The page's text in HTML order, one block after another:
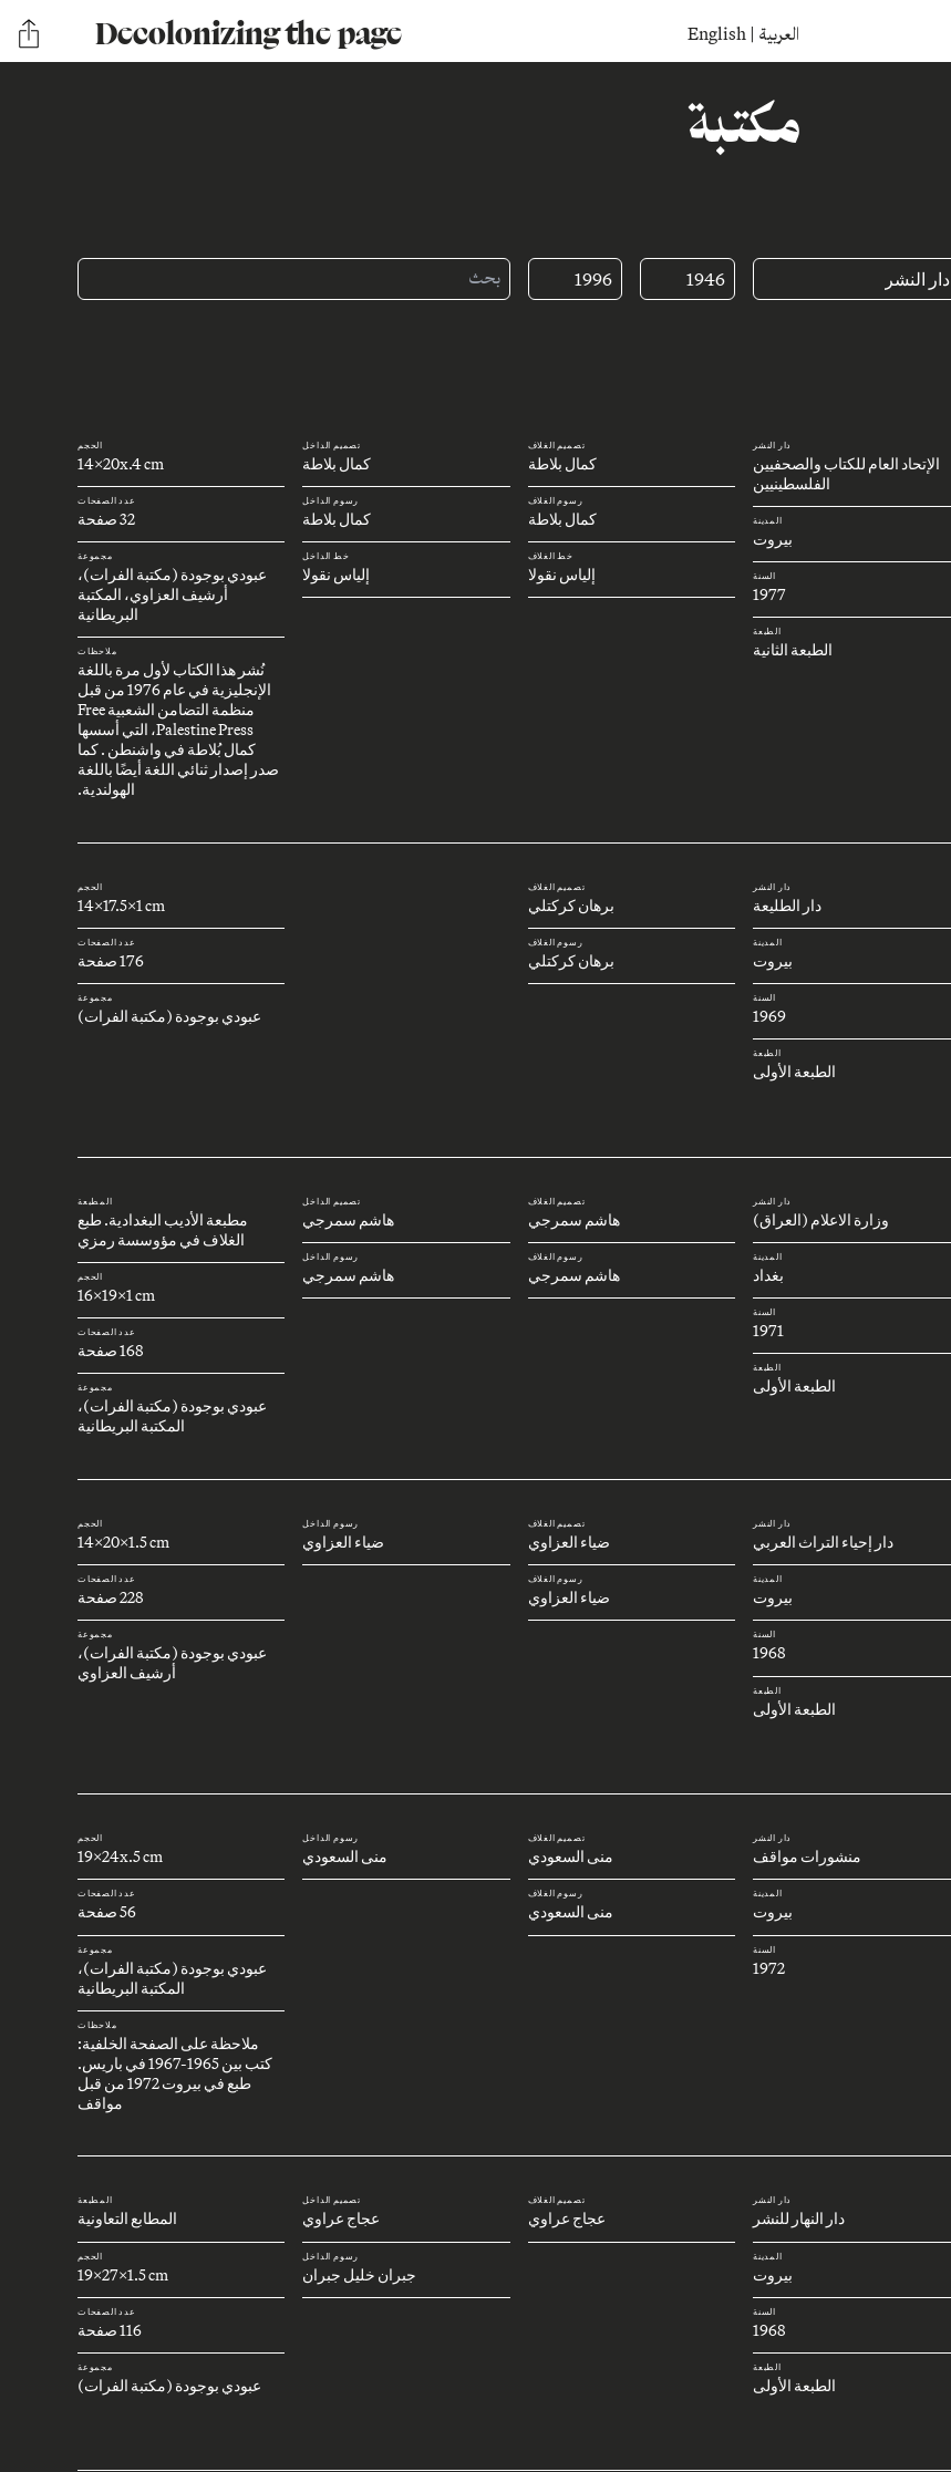
Decolonizing the page English | العربية
مكتبة
دار النشر 1946
1996
دار النشر
الإتحاد العام للكتاب والصحفيين
الفلسطينيين
المدينة
بيروت
السنة
1977
الطبعة
الطبعة الثانية
تصميم الغلاف
كمال بلاطة
رسوم الغلاف
كمال بلاطة
خط الغلاف
إلياس نقولا
تصميم الداخل
كمال بلاطة
رسوم الداخل
كمال بلاطة
خط الداخل
إلياس نقولا
الحجم
14x20x.4 cm
عدد الصفحات
32 صفحة
مجموعة
عبودي بوجودة (مكتبة الفرات)،
أرشيف العزاوي، المكتبة
البريطانية
ملاحظات
نُشر هذا الكتاب لأول مرة باللغة
الإنجليزية في عام 1976 من قبل
منظمة التضامن الشعبية Free
Palestine Press، التي أسسها
كمال بُلاطة في واشنطن . كما
صدر إصدار ثنائي اللغة أيضًا باللغة
الهولندية.
دار النشر
دار الطليعة
المدينة
بيروت
السنة
1969
الطبعة
الطبعة الأولى
تصميم الغلاف
برهان كركتلي
رسوم الغلاف
برهان كركتلي
الحجم
14x17.5x1 cm
عدد الصفحات
176 صفحة
مجموعة
عبودي بوجودة (مكتبة الفرات)
دار النشر
وزارة الاعلام (العراق)
المدينة
بغداد
السنة
1971
الطبعة
الطبعة الأولى
تصميم الغلاف
هاشم سمرجي
رسوم الغلاف
هاشم سمرجي
تصميم الداخل
هاشم سمرجي
رسوم الداخل
هاشم سمرجي
المطبعة
مطبعة الأديب البغدادية. طبع
الغلاف في مؤوسسة رمزي
الحجم
16x19x1 cm
عدد الصفحات
168 صفحة
مجموعة
عبودي بوجودة (مكتبة الفرات)،
المكتبة البريطانية
دار النشر
دار إحياء التراث العربي
المدينة
بيروت
السنة
1968
الطبعة
الطبعة الأولى
تصميم الغلاف
ضياء العزاوي
رسوم الغلاف
ضياء العزاوي
رسوم الداخل
ضياء العزاوي
الحجم
14x20x1.5 cm
عدد الصفحات
228 صفحة
مجموعة
عبودي بوجودة (مكتبة الفرات)،
أرشيف العزاوي
دار النشر
منشورات مواقف
المدينة
بيروت
السنة
1972
تصميم الغلاف
منى السعودي
رسوم الغلاف
منى السعودي
رسوم الداخل
منى السعودي
الحجم
19x24x.5 cm
عدد الصفحات
56 صفحة
مجموعة
عبودي بوجودة (مكتبة الفرات)،
المكتبة البريطانية
ملاحظات
ملاحظة على الصفحة الخلفية:
كتب بين 1965-1967 في باريس.
طبع في بيروت 1972 من قبل
مواقف
دار النشر
دار النهار للنشر
المدينة
بيروت
السنة
1968
الطبعة
الطبعة الأولى
تصميم الغلاف
عجاج عراوي
تصميم الداخل
عجاج عراوي
رسوم الداخل
جبران خليل جبران
المطبعة
المطابع التعاونية
الحجم
19x27x1.5 cm
عدد الصفحات
116 صفحة
مجموعة
عبودي بوجودة (مكتبة الفرات)